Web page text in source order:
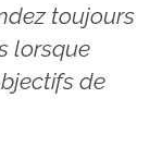
toujours
lorsque
de